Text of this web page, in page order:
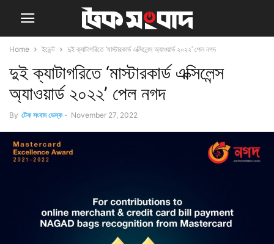
Home ইভেন্ট দুই ক্যাটাগরিতে ‘মাস্টারকার্ড এক্সিলেন্স অ্যাওয়ার্ড ২০২২’ পেল নগদ
দুই ক্যাটাগরিতে ‘মাস্টারকার্ড এক্সিলেন্স
অ্যাওয়ার্ড ২০২২’ পেল নগদ
By টেক সংবাদ ডেস্ক - November 27, 2022